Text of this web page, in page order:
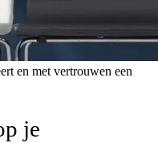
en met vertrouwen een
je